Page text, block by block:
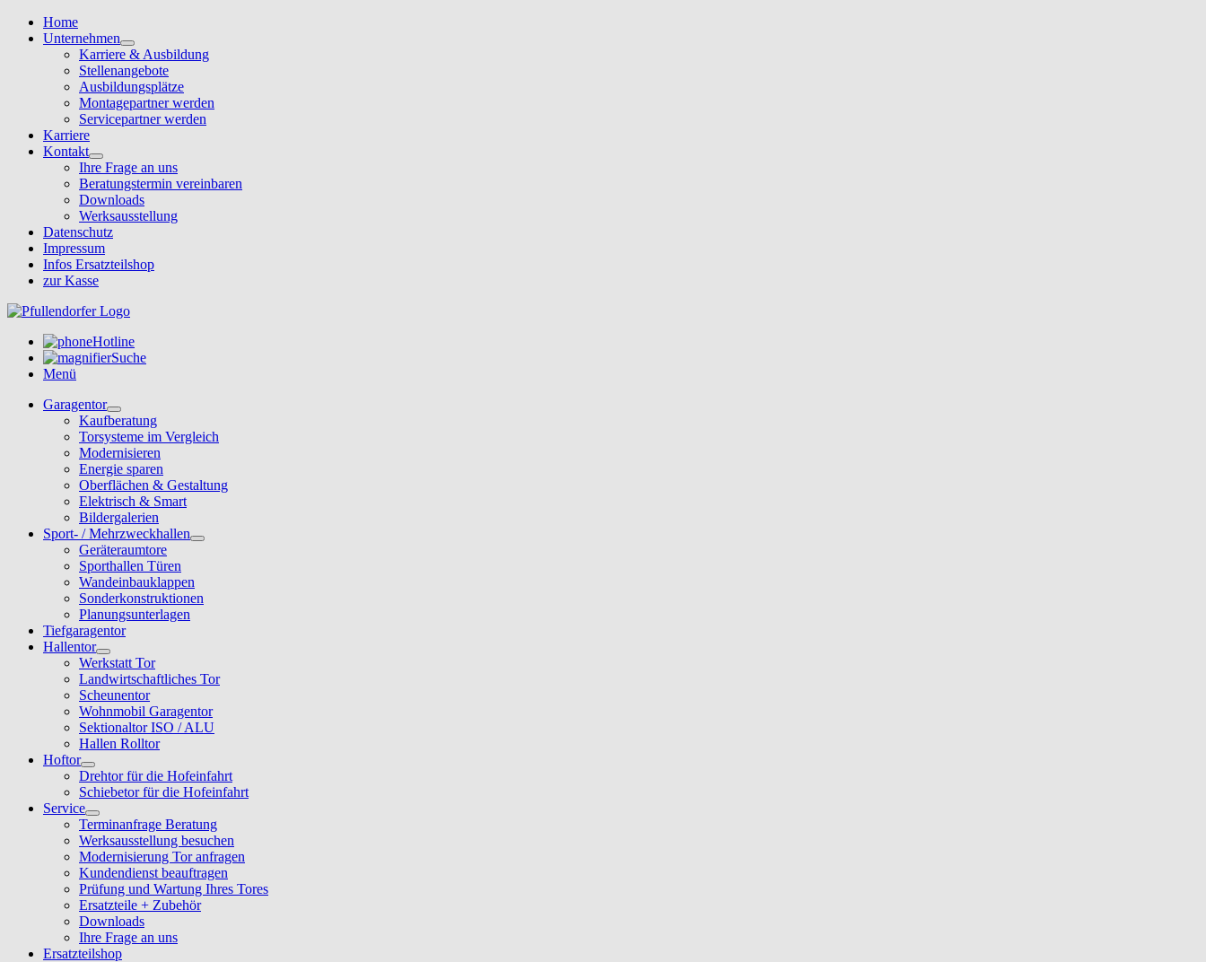
Home
Unternehmen
Karriere & Ausbildung
Stellenangebote
Ausbildungsplätze
Montagepartner werden
Servicepartner werden
Karriere
Kontakt
Ihre Frage an uns
Beratungstermin vereinbaren
Downloads
Werksausstellung
Datenschutz
Impressum
Infos Ersatzteilshop
zur Kasse
Hotline
Suche
Menü
Garagentor
Kaufberatung
Torsysteme im Vergleich
Modernisieren
Energie sparen
Oberflächen & Gestaltung
Elektrisch & Smart
Bildergalerien
Sport- / Mehrzweckhallen
Geräteraumtore
Sporthallen Türen
Wandeinbauklappen
Sonderkonstruktionen
Planungsunterlagen
Tiefgaragentor
Hallentor
Werkstatt Tor
Landwirtschaftliches Tor
Scheunentor
Wohnmobil Garagentor
Sektionaltor ISO / ALU
Hallen Rolltor
Hoftor
Drehtor für die Hofeinfahrt
Schiebetor für die Hofeinfahrt
Service
Terminanfrage Beratung
Werksausstellung besuchen
Modernisierung Tor anfragen
Kundendienst beauftragen
Prüfung und Wartung Ihres Tores
Ersatzteile + Zubehör
Downloads
Ihre Frage an uns
Ersatzteilshop